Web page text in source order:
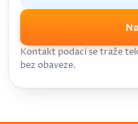
Kontakt podaci se traže
bez obaveze.